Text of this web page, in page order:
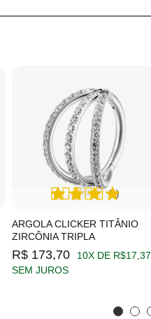
ARGOLA CLICKER TITÂNIO
ZIRCÔNIA TRIPLA
(1)
R$ 173,70
10X DE R$17,37
SEM JUROS